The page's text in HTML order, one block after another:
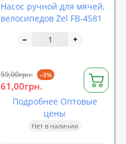
Насос ручной для мячей,
велосипедов Zel FB-4581
59,00грн. --3%
61,00грн.
Подробнее Оптовые
цены
Нет в наличии